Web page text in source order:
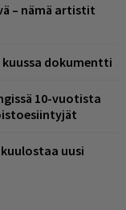
– nämä artistit
kuussa dokumentti
10-vuotista
uusi